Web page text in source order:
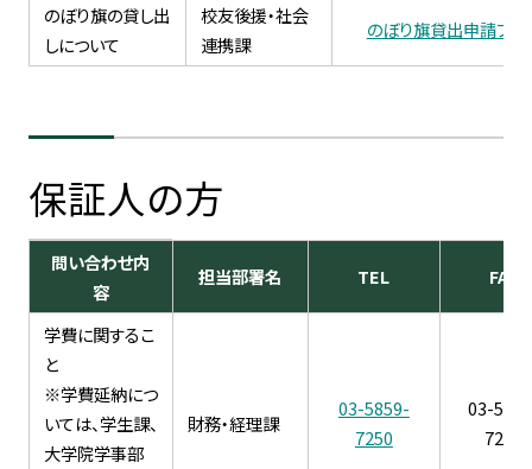
のぼり旗の貸し出
しについて
校友後援・社会
連携課
のぼり旗貸出申請フォ
保証人の方
問い合わせ内
容
担当部署名 TEL FAX
学費に関するこ
と
※学費延納につ
いては、学生課、
大学院学事部
財務・経理課
03-5859-
7250
03-
7251